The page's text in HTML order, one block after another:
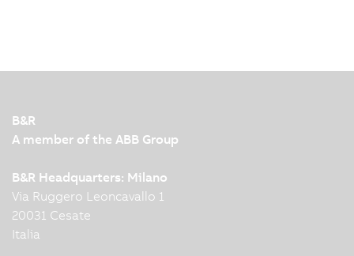
B&R
A member of the ABB Group
B&R Headquarters: Milano
Via Ruggero Leoncavallo 1
20031 Cesate
Italia